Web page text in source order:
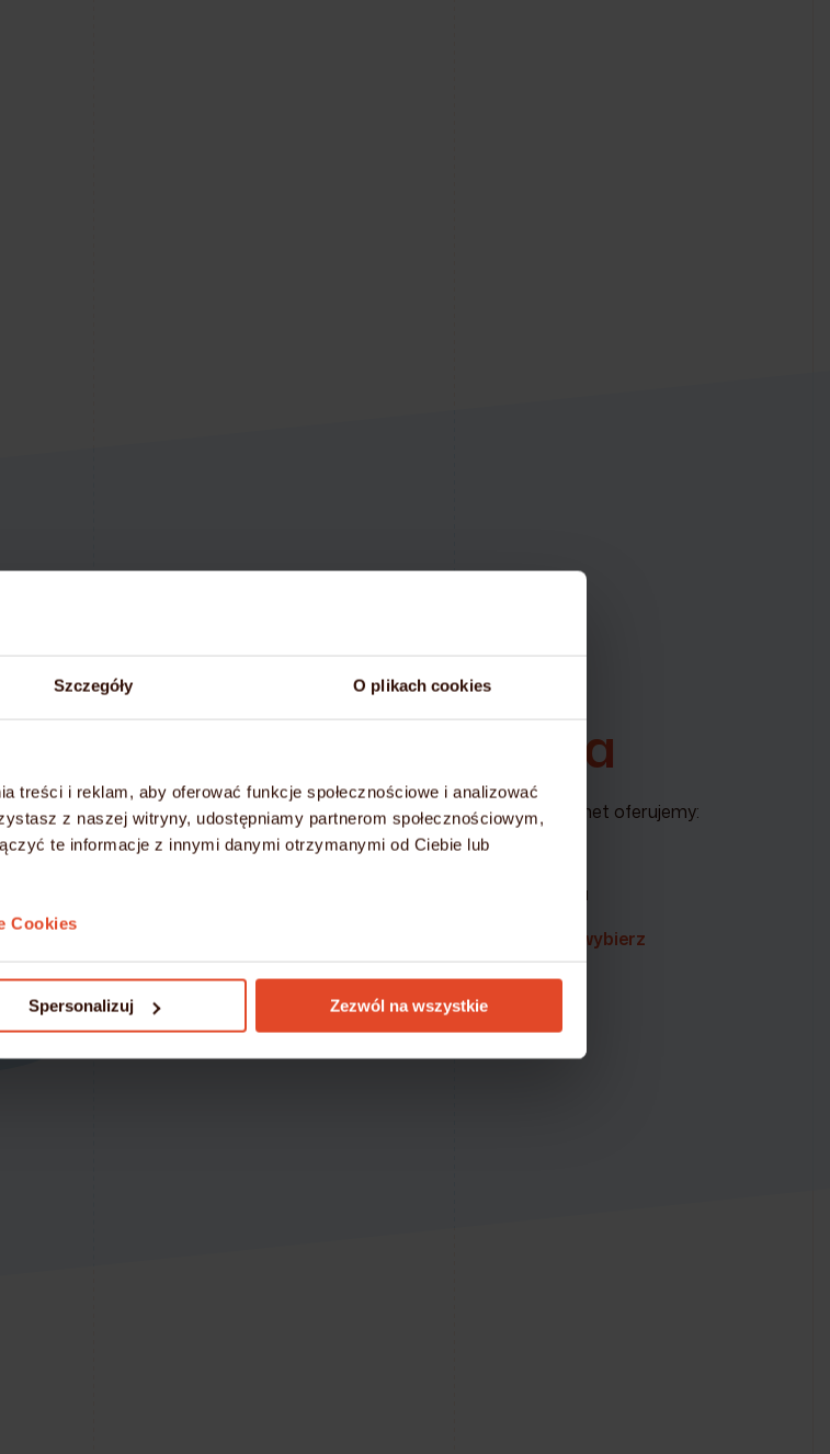
Szczegóły O plikach cookies
treści i reklam, aby oferować funkcje społecznościowe i analizować
z naszej witryny, udostępniamy partnerom społecznościowym,
te informacje z innymi danymi otrzymanymi od Ciebie lub
Cookies
Spersonalizuj Zezwól na wszystkie
Zaoszczędź czas i pieniądze!
migracja
Przy zakupie rocznego planu hostingowego na mydevil.net oferujemy:
Migrację stron i poczty – całkowicie bezpłatnie
Gwarancję bezpieczeństwa i ciągłości działania
wybierz
mydevil.net!
DOWIEDZ SIĘ WIĘCEJ